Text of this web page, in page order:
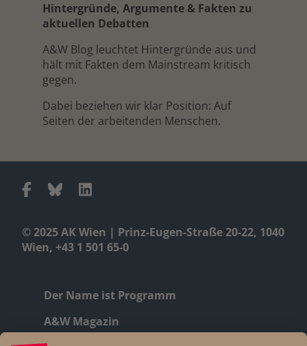
© 2025 AK Wien | Prinz-Eugen-Straße 20-22, 1040
Wien, +43 1 501 65-0
Der Name ist Programm
A&W Magazin
Hintergründe, Argumente & Fakten zu
aktuellen Debatten
A&W Blog leuchtet Hintergründe aus und
hält mit Fakten dem Mainstream kritisch
gegen.
Dabei beziehen wir klar Position: Auf
Seiten der arbeitenden Menschen.